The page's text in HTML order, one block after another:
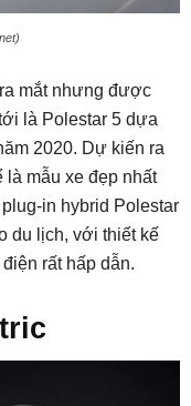
mắt nhưng được
là Polestar 5 dựa
2020. Dự kiến ra
là mẫu xe đẹp nhất
in hybrid Polestar
du lịch, với thiết kế
rất hấp dẫn.